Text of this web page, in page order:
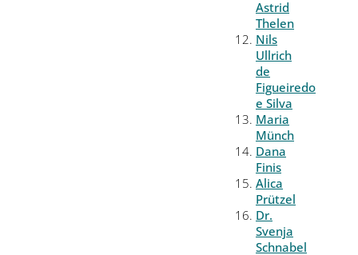
Astrid
Thelen
Nils
Ullrich
de
Figueiredo
e Silva
Maria
Münch
Dana
Finis
Alica
Prützel
Dr.
Svenja
Schnabel